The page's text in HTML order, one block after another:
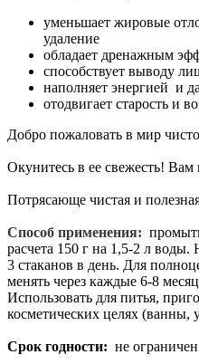
уменьшает жировые
удаление
обладает дренажным
способствует выводу
наполняет энергией и
отодвигает старость и
Добро пожаловать в мир
Окунитесь в ее свежесть! Вам
Потрясающе чистая и
Способ применения:
расчета 150 г на 1,5-2 л воды.
3 стаканов в день. Для
менять через каждые 6-8
Использовать для питья,
косметических целях (ванны,
Срок годности: не